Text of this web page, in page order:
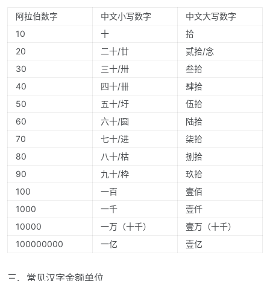
阿拉伯数字 中文小写数字
中文大写数字
10
十
拾
20
二十/廿
贰拾/念
30
三十/卅
叁拾
40
四十/卌
肆拾
50
五十/圩
伍拾
60
六十/圆
陆拾
70
七十/进
柒拾
80
八十/枯
捌拾
90
九十/枠
玖拾
100
一百
壹佰
1000
一千
壹仟
10000
一万（十千）
壹万（十千）
100000000
一亿 壹亿
三、常见汉字金额单位